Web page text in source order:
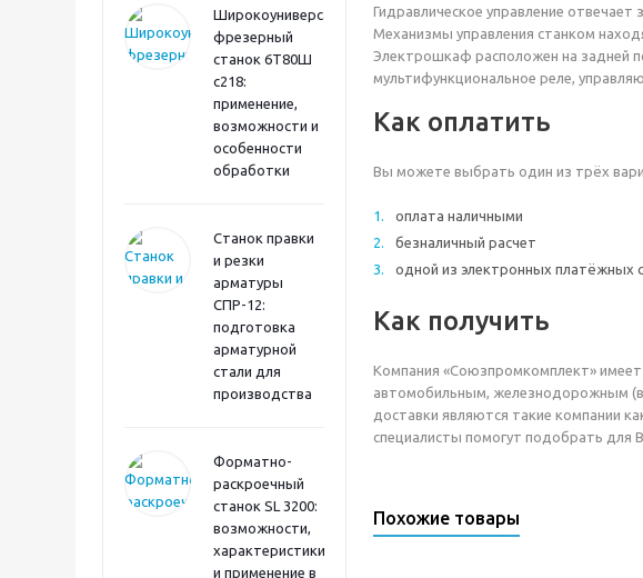
Широкоуниверсальный
фрезерный
станок 6Т80Ш
с218:
применение,
возможности и
особенности
обработки
Станок правки
и резки
арматуры
СПР-12:
подготовка
арматурной
стали для
производства
Форматно-
раскроечный
станок SL 3200:
возможности,
характеристики
и применение в
Гидравлическое управление
Механизмы управления станком
Электрошкаф расположен на задней
мультифункциональное реле,
Как оплатить
Вы можете выбрать один из трёх
оплата наличными
безналичный расчет
одной из электронных платёжных
Как получить
Компания «Союзпромкомплект»
автомобильным, железнодорожным (в
доставки являются такие компании
специалисты помогут подобрать для
Похожие товары